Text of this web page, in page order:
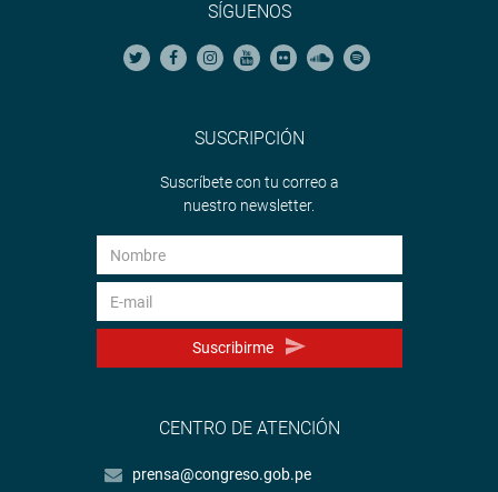
SÍGUENOS
SUSCRIPCIÓN
Suscríbete con tu correo a
nuestro newsletter.
Suscribirme
CENTRO DE ATENCIÓN
prensa@congreso.gob.pe